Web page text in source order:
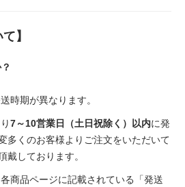
】
時期が異なります。
7～10営業日（土日祝除く）以内に発
多くのお客様よりご注文をいただいて
戴しております。
各商品ページに記載されている「発送